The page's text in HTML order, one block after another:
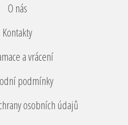
O nás
Kontakty
a vrácení
podmínky
osobních údajů